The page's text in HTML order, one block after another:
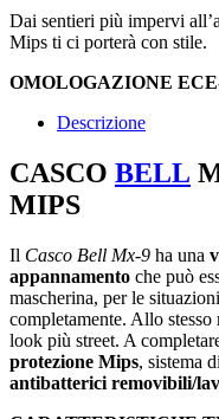
Dai sentieri più impervi
Mips ti ci porterà con stile.
OMOLOGAZIONE
Descrizione
CASCO BELL
MIPS
Il Casco Bell Mx-9 ha una
appannamento che può
mascherina, per le
completamente. Allo stesso
look più street. A
protezione Mips, sistema di
antibatterici removibili/